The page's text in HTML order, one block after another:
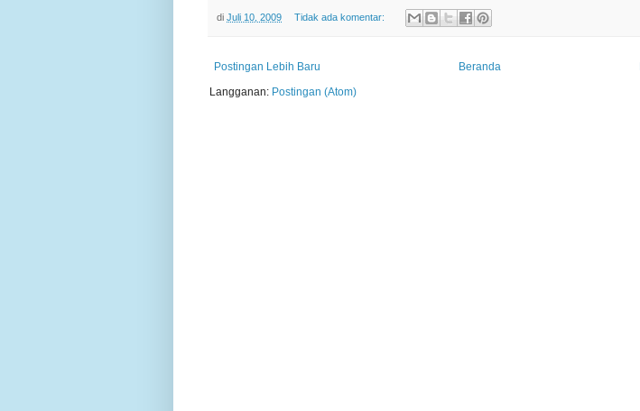
di Juli 10, 2009 Tidak ada komentar:
Postingan Lebih Baru
Beranda
Langganan: Postingan (Atom)